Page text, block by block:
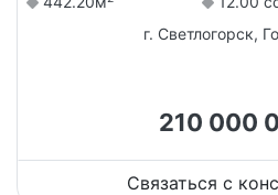
г. Светлогорск,
210 000
Связаться с